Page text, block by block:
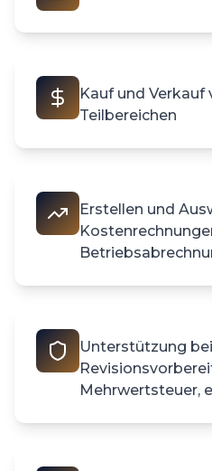
Kauf und Verkauf
Teilbereichen
Erstellen und
Unterstützung
Mehrwertsteuer,